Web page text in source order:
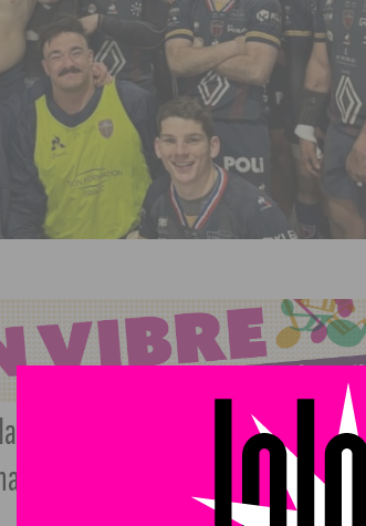
saison 2023/2024, le Stade
: 14-13.